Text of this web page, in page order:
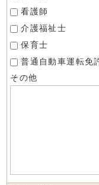
看護師
介護福祉士
保育士
普通自動車運転免
その他